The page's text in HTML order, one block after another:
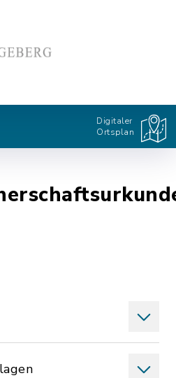
Digitaler
Ortsplan